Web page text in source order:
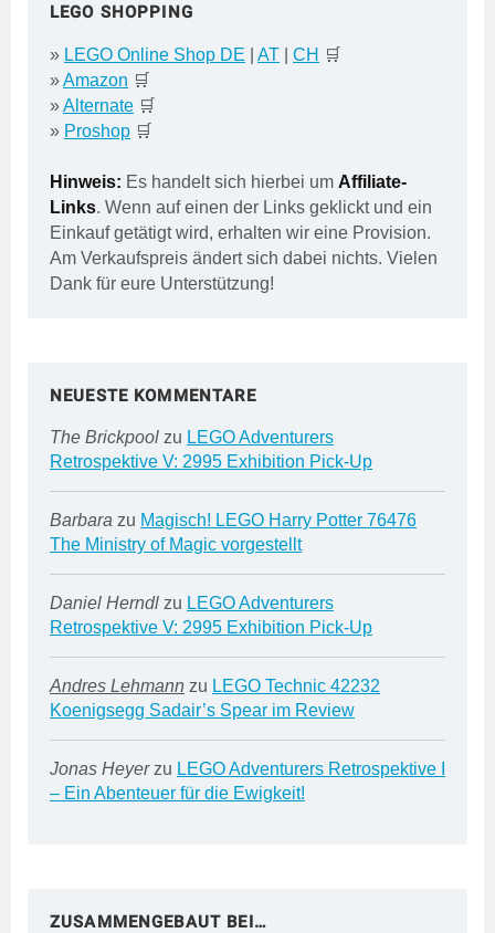
LEGO SHOPPING
» LEGO Online Shop DE AT CH 🛒
»Amazon 🛒
»Alternate 🛒
» Proshop 🛒
Hinweis: Es handelt sich hierbei um Affiliate-
Links. Wenn auf einen der Links geklickt und ein
Einkauf getätigt wird, erhalten wir eine Provision.
Am Verkaufspreis ändert sich dabei nichts. Vielen
Dank für eure Unterstützung!
NEUESTE KOMMENTARE
The Brickpool zu LEGO Adventurers
Retrospektive V: 2995 Exhibition Pick-Up
Barbara zu Magisch! LEGO Harry Potter 76476
The Ministry of Magic vorgestellt
Daniel Herndl zu LEGO Adventurers
Retrospektive V: 2995 Exhibition Pick-Up
Andres Lehmann zu LEGO Technic 42232
Koenigsegg Sadair’s Spear im Review
Jonas Heyerzu LEGO Adventurers Retrospektive I
– Ein Abenteuer für die Ewigkeit!
ZUSAMMENGEBAUT BEI…